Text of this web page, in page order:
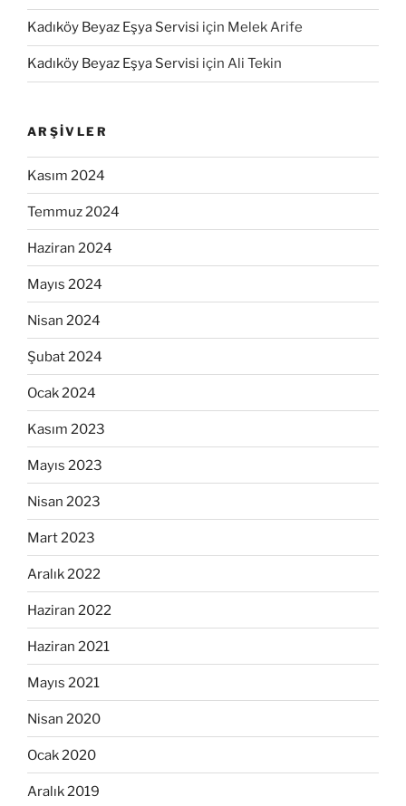
Kadıköy Beyaz Eşya Servisi için Melek Arife
Kadıköy Beyaz Eşya Servisi için Ali Tekin
ARŞIVLER
Kasım 2024
Temmuz 2024
Haziran 2024
Mayıs 2024
Nisan 2024
Şubat 2024
Ocak 2024
Kasım 2023
Mayıs 2023
Nisan 2023
Mart 2023
Aralık 2022
Haziran 2022
Haziran 2021
Mayıs 2021
Nisan 2020
Ocak 2020
Aralık 2019